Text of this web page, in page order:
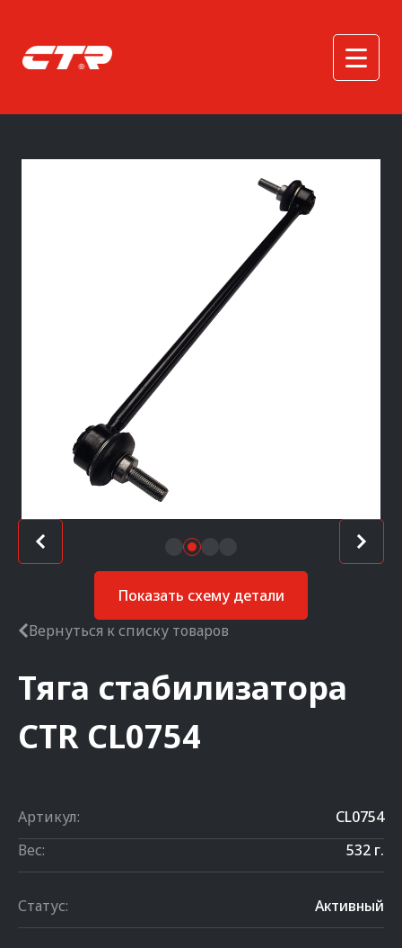
Показать схему детали
Вернуться к списку товаров
Тяга стабилизатора
CTR CL0754
Артикул:
CL0754
Вес:
532 г.
Статус: Активный